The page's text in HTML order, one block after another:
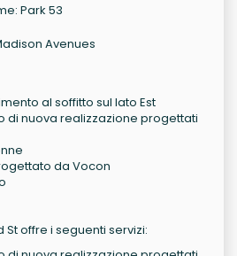
Park 53
Avenues
al soffitto sul lato Est
di nuova realizzazione progettati
da Vocon
St offre i seguenti servizi: